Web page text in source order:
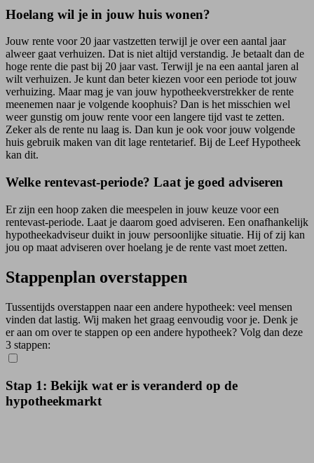
Hoelang wil je in jouw huis wonen?
Jouw rente voor 20 jaar vastzetten terwijl je over een aantal jaar
alweer gaat verhuizen. Dat is niet altijd verstandig. Je betaalt dan de
hoge rente die past bij 20 jaar vast. Terwijl je na een aantal jaren al
wilt verhuizen. Je kunt dan beter kiezen voor een periode tot jouw
verhuizing. Maar mag je van jouw hypotheekverstrekker de rente
meenemen naar je volgende koophuis? Dan is het misschien wel
weer gunstig om jouw rente voor een langere tijd vast te zetten.
Zeker als de rente nu laag is. Dan kun je ook voor jouw volgende
huis gebruik maken van dit lage rentetarief. Bij de Leef Hypotheek
kan dit.
Welke rentevast-periode? Laat je goed adviseren
Er zijn een hoop zaken die meespelen in jouw keuze voor een
rentevast-periode. Laat je daarom goed adviseren. Een onafhankelijk
hypotheekadviseur duikt in jouw persoonlijke situatie. Hij of zij kan
jou op maat adviseren over hoelang je de rente vast moet zetten.
Stappenplan overstappen
Tussentijds overstappen naar een andere hypotheek: veel mensen
vinden dat lastig. Wij maken het graag eenvoudig voor je. Denk je
er aan om over te stappen op een andere hypotheek? Volg dan deze
3 stappen:
Stap 1: Bekijk wat er is veranderd op de
hypotheekmarkt